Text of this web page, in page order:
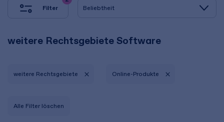
Filter
weitere Rechtsgebiete Software
weitere Rechtsgebiete Online-Produkte
Alle Filter löschen